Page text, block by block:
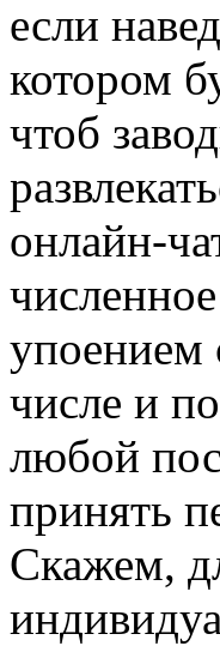
если
котором
чтоб
онлайн-
упоением
числе и
любой
принять
Скажем,